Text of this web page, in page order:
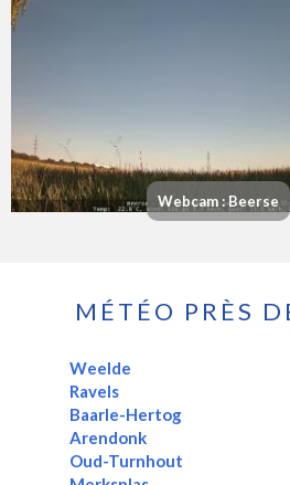
Webcam : Beerse
MÉTÉO PRÈS
Weelde
Ravels
Baarle-Hertog
Arendonk
Oud-Turnhout